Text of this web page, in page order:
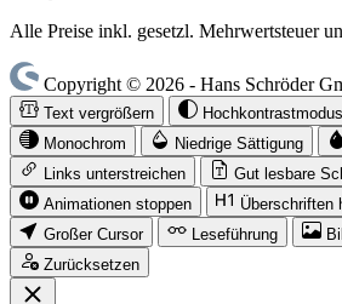
Alle Preise inkl. gesetzl. Mehrwertsteuer
Copyright © 2026 - Hans Schröder
Text vergrößern Hochkontrastmodus
Monochrom
Niedrige Sättigung
Links unterstreichen
Gut lesbare
Animationen stoppen
Überschriften
Großer Cursor
Leseführung
Zurücksetzen